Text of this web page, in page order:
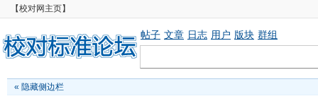
【校对网主页】
帖子 文章 日志 用户 版块 群组
« 隐藏侧边栏